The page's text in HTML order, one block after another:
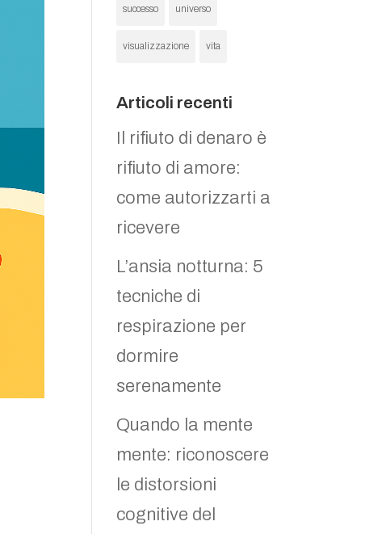
successo universo
visualizzazione vita
Articoli recenti
Il rifiuto di denaro è
rifiuto di amore:
come autorizzarti a
ricevere
L’ansia notturna: 5
tecniche di
respirazione per
dormire
serenamente
Quando la mente
mente: riconoscere
le distorsioni
cognitive del